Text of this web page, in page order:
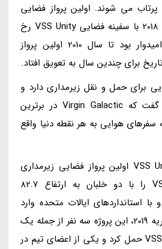
می شوند. اولین پرواز فضایی
Virgin Galactic در سال 2018 با سفینه فضایی VSS Unity رخ
داد. برانسون در ابتدا امیدوار بود تا سال 2010 اولین پرواز
برای چندین سال به تعویق افتاد.
برای حمل و نقل زیرمداری دارد و
در سال 2017، برانسون گفت که Virgin Galactic در برترین
سفرهای هوایی به هر نقطه دنیا واقع
در 13 دسامبر 2018، VSS Unity اولین پرواز فضایی زیرمداری
پروژه VSS Unity VP-03 را با دو خلبان به ارتفاع 82.7
مایلی) و با استانداردهای ایالات متحده وارد
فضای بیرونی کرد. در فوریه 2019، این پروژه سه نفر از جمله یک
مسافر را با VSS Unity VF-01 حمل کرد و یکی از اعضای تیم در